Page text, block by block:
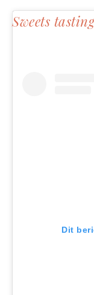
Sweets
Dit